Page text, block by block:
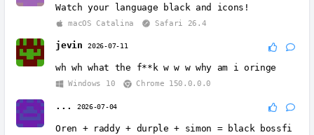
Watch your language black and icons!
macOS Catalina Safari 26.4
jevin 2026-07-11
wh wh what the f**k w w w why am i oringe
Windows 10 Chrome 150.0.0.0
... 2026-07-04
Oren + raddy + durple + simon = black bossfi